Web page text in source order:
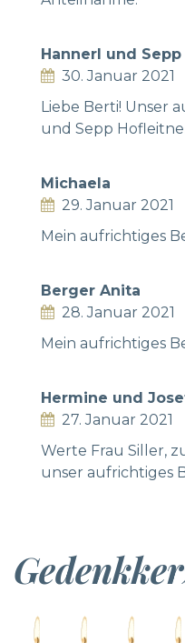
Hannerl und
30. Januar 2021
Liebe Berti! Unser
und Sepp
Michaela
29. Januar 2021
Mein aufrichtiges
Berger Anita
28. Januar 2021
Mein aufrichtiges
Hermine und
27. Januar 2021
Werte Frau Siller,
unser aufrichtiges